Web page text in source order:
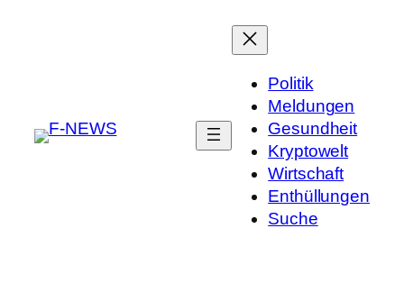
Politik
Meldungen
Gesundheit
Kryptowelt
Wirtschaft
Enthüllungen
Suche